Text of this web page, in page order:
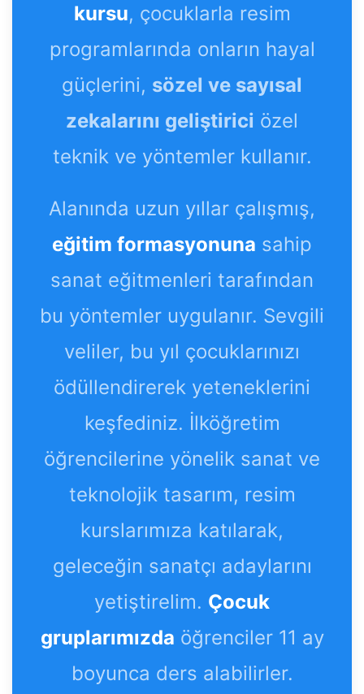
kursu, çocuklarla resim
programlarında onların hayal
güçlerini, sözel ve sayısal
zekalarını geliştirici özel
teknik ve yöntemler kullanır.
Alanında uzun yıllar çalışmış,
eğitim formasyonuna sahip
sanat eğitmenleri tarafından
bu yöntemler uygulanır. Sevgili
veliler, bu yıl çocuklarınızı
ödüllendirerek yeteneklerini
keşfediniz. İlköğretim
öğrencilerine yönelik sanat ve
teknolojik tasarım, resim
kurslarımıza katılarak,
geleceğin sanatçı adaylarını
yetiştirelim. Çocuk
gruplarımızda öğrenciler 11 ay
boyunca ders alabilirler.